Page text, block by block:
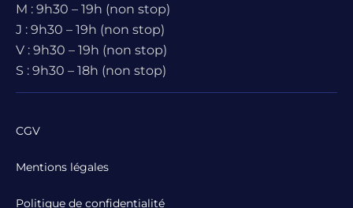
M : 9h30 – 19h (non stop)
J : 9h30 – 19h (non stop)
V : 9h30 – 19h (non stop)
S : 9h30 – 18h (non stop)
CGV
Mentions légales
Politique de confidentialité